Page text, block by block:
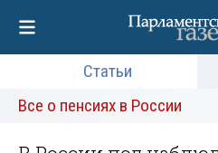
Статьи
Все о пенсиях в России